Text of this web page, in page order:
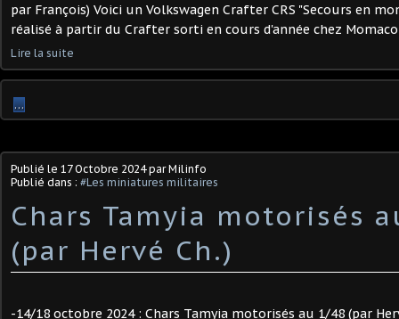
par François) Voici un Volkswagen Crafter CRS "Secours en
réalisé à partir du Crafter sorti en cours d'année chez Momaco
Lire la suite
…
Publié le 17 Octobre 2024par Milinfo
Publié dans : #Les miniatures militaires
Chars Tamyia motorisés
(par Hervé Ch.) ​
-14/18 octobre 2024 : Chars Tamyia motorisés au 1/48 (par